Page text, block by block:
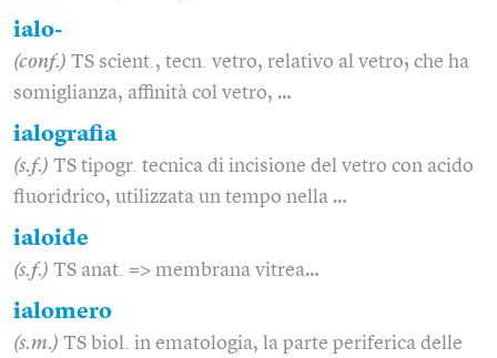
ialo-
(conf.) TS scient., tecn. vetro, relativo al vetro; che ha
somiglianza, affinità col vetro, …
ialografia
(s.f.) TS tipogr. tecnica di incisione del vetro con acido
fluoridrico, utilizzata un tempo nella …
ialoide
(s.f.) TS anat. => membrana vitrea…
ialomero
(s.m.) TS biol. in ematologia, la parte periferica delle